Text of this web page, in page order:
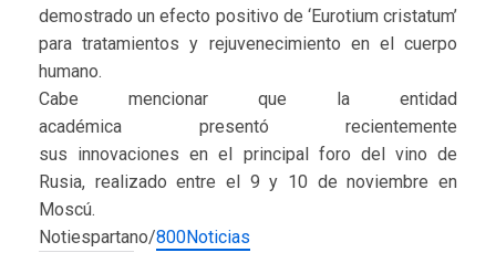
demostrado un efecto positivo de ‘Eurotium cristatum’
para tratamientos y rejuvenecimiento en el cuerpo
humano.
Cabe mencionar que la entidad
académica presentó recientemente
sus innovaciones en el principal foro del vino de
Rusia, realizado entre el 9 y 10 de noviembre en
Moscú.
Notiespartano/800Noticias